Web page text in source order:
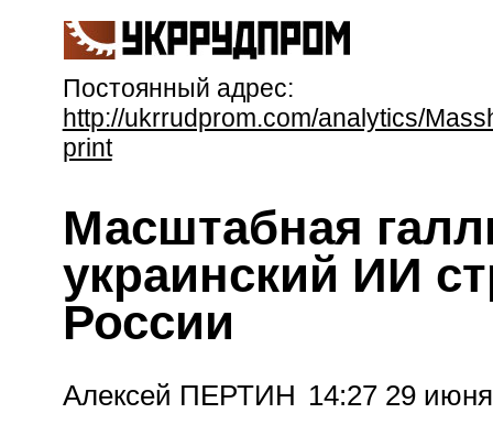
Постоянный адрес:
http://ukrrudprom.com/analytics/
print
Масштабная
украинский ИИ
России
Алексей ПЕРТИН 14:27 29